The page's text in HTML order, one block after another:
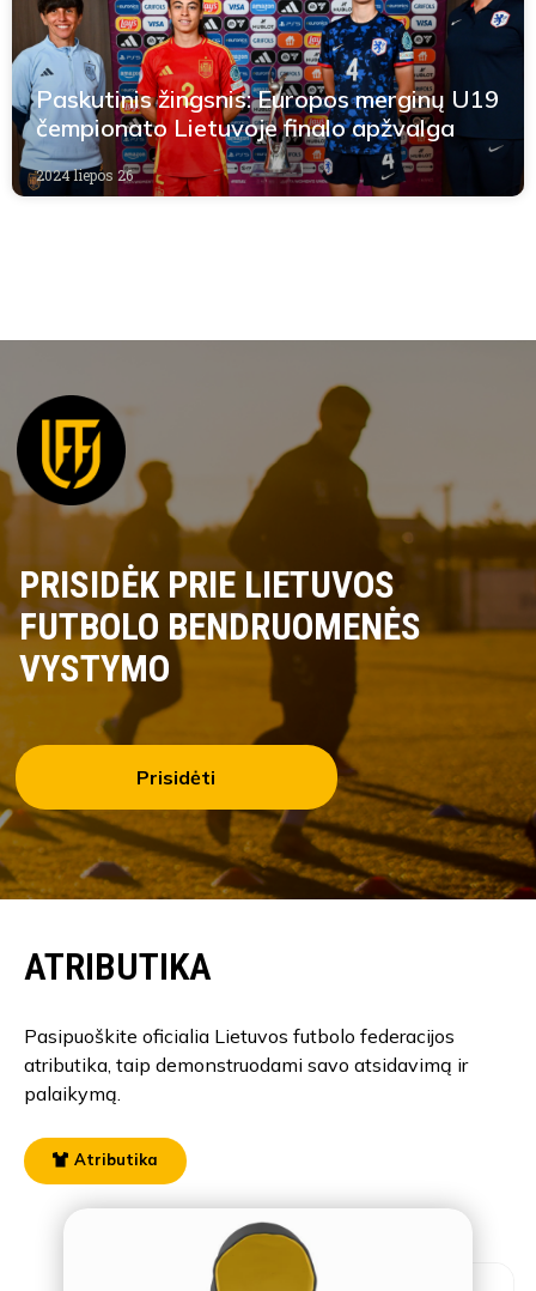
Paskutinis žingsnis: Europos merginų U19
čempionato Lietuvoje finalo apžvalga
2024 liepos 26
PRISIDĖK PRIE LIETUVOS
FUTBOLO BENDRUOMENĖS
VYSTYMO
Prisidėti
ATRIBUTIKA
Pasipuoškite oficialia Lietuvos futbolo federacijos
atributika, taip demonstruodami savo atsidavimą ir
palaikymą.
Atributika